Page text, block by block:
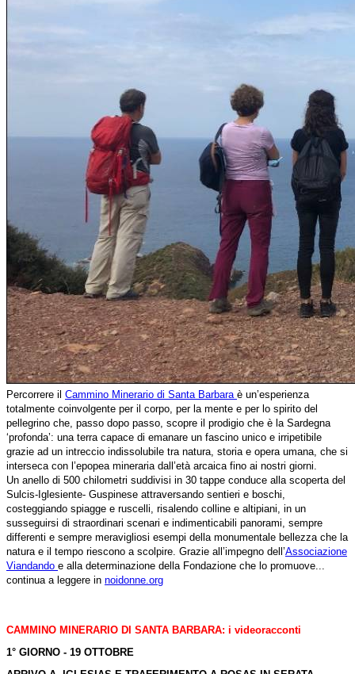
Percorrere il Cammino Minerario di Santa Barbara è un’esperienza
totalmente coinvolgente per il corpo, per la mente e per lo spirito del
pellegrino che, passo dopo passo, scopre il prodigio che è la Sardegna
‘profonda’: una terra capace di emanare un fascino unico e irripetibile
grazie ad un intreccio indissolubile tra natura, storia e opera umana, che si
interseca con l’epopea mineraria dall’età arcaica fino ai nostri giorni.
Un anello di 500 chilometri suddivisi in 30 tappe conduce alla scoperta del
Sulcis-Iglesiente- Guspinese attraversando sentieri e boschi,
costeggiando spiagge e ruscelli, risalendo colline e altipiani, in un
susseguirsi di straordinari scenari e indimenticabili panorami, sempre
differenti e sempre meravigliosi esempi della monumentale bellezza che la
natura e il tempo riescono a scolpire. Grazie all’impegno dell’Associazione
Viandando e alla determinazione della Fondazione che lo promuove...
continua a leggere in noidonne.org
CAMMINO MINERARIO DI SANTA BARBARA: i videoracconti
1° GIORNO - 19 OTTOBRE